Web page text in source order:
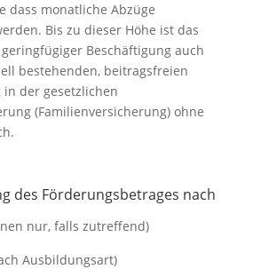
dass monatliche Abzüge
Bis zu dieser Höhe ist das
Beschäftigung auch
bestehenden, beitragsfreien
der gesetzlichen
(Familienversicherung) ohne
des Förderungsbetrages nach
nur, falls zutreffend)
Ausbildungsart)